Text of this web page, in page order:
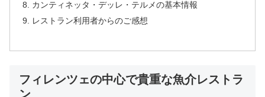
カンティネッタ・デッレ・テルメの基本情報
レストラン利用者からのご感想
フィレンツェの中心で貴重な魚介レストラ
ン